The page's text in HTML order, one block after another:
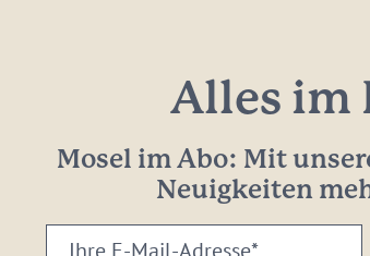
Alles im
Mosel im Abo: Mit
Neuigkeiten
Ihre